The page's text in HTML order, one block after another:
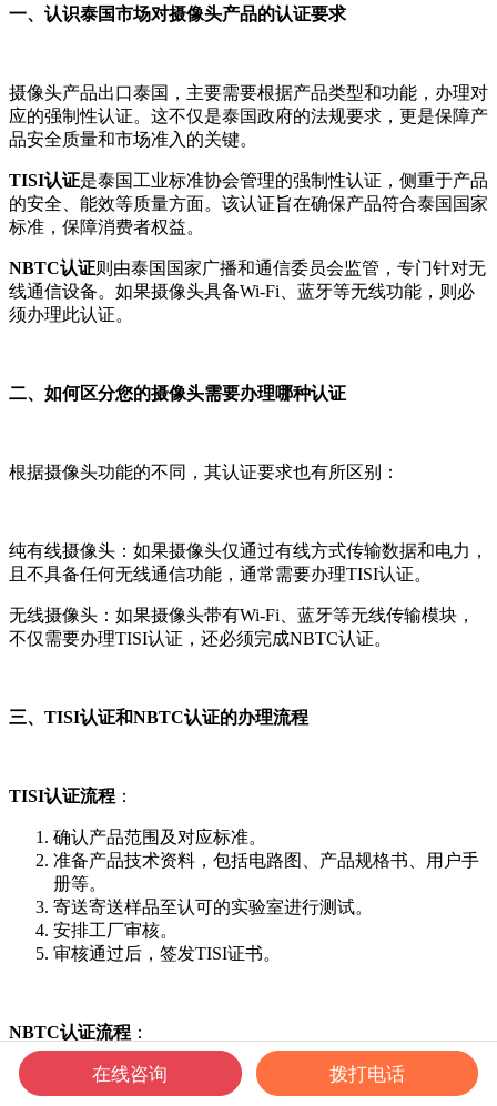
一、认识泰国市场对摄像头产品的认证要求
摄像头产品出口泰国，主要需要根据产品类型和功能，办理对
应的强制性认证。这不仅是泰国政府的法规要求，更是保障产
品安全质量和市场准入的关键。
TISI认证是泰国工业标准协会管理的强制性认证，侧重于产品
的安全、能效等质量方面。该认证旨在确保产品符合泰国国家
标准，保障消费者权益。
NBTC认证则由泰国国家广播和通信委员会监管，专门针对无
线通信设备。如果摄像头具备Wi-Fi、蓝牙等无线功能，则必
须办理此认证。
二、如何区分您的摄像头需要办理哪种认证
根据摄像头功能的不同，其认证要求也有所区别：
纯有线摄像头：如果摄像头仅通过有线方式传输数据和电力，
且不具备任何无线通信功能，通常需要办理TISI认证。
无线摄像头：如果摄像头带有Wi-Fi、蓝牙等无线传输模块，
不仅需要办理TISI认证，还必须完成NBTC认证。
三、TISI认证和NBTC认证的办理流程
TISI认证流程 ：
确认产品范围及对应标准。
准备产品技术资料，包括电路图、产品规格书、用户手
册等。
寄送寄送样品至认可的实验室进行测试。
安排工厂审核。
审核通过后，签发TISI证书。
NBTC认证流程 ：
向NBTC或其授权实验室提交申请和技术文件。
产品接受射频、电磁兼容性等一系列测试，以确保其符
在线咨询 拨打电话